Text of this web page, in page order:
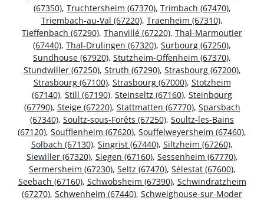
(67350), Truchtersheim (67370), Trimbach (67470),
Triembach-au-Val (67220), Traenheim (67310),
Tieffenbach (67290), Thanvillé (67220), Thal-Marmoutier
(67440), Thal-Drulingen (67320), Surbourg (67250),
Sundhouse (67920), Stutzheim-Offenheim (67370),
Stundwiller (67250), Struth (67290), Strasbourg (67200),
Strasbourg (67100), Strasbourg (67000), Stotzheim
(67140), Still (67190), Steinseltz (67160), Steinbourg
(67790), Steige (67220), Stattmatten (67770), Sparsbach
(67340), Soultz-sous-Forêts (67250), Soultz-les-Bains
(67120), Soufflenheim (67620), Souffelweyersheim (67460),
Solbach (67130), Singrist (67440), Siltzheim (67260),
Siewiller (67320), Siegen (67160), Sessenheim (67770),
Sermersheim (67230), Seltz (67470), Sélestat (67600),
Seebach (67160), Schwobsheim (67390), Schwindratzheim
(67270), Schwenheim (67440), Schweighouse-sur-Moder